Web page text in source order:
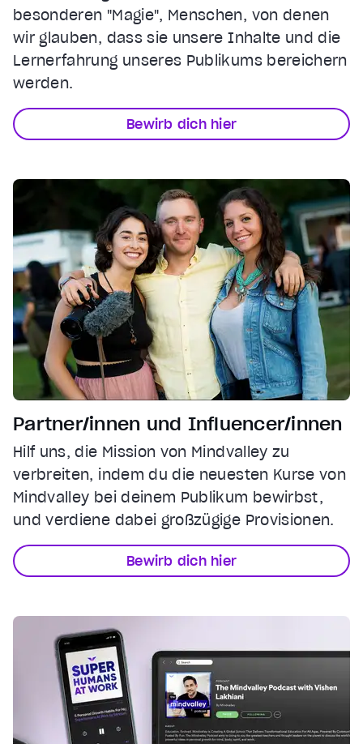
besonderen "Magie", Menschen, von denen
wir glauben, dass sie unsere Inhalte und die
Lernerfahrung unseres Publikums bereichern
werden.
Bewirb dich hier
Partner/innen und Influencer/innen
Hilf uns, die Mission von Mindvalley zu
verbreiten, indem du die neuesten Kurse von
Mindvalley bei deinem Publikum bewirbst,
und verdiene dabei großzügige Provisionen.
Bewirb dich hier